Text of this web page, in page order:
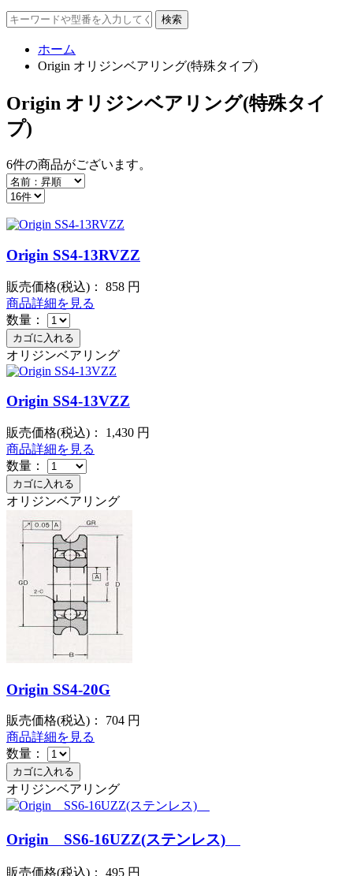
ホーム
Origin オリジンベアリング(特殊タイプ)
Origin オリジンベアリング(特殊タイ
プ)
6件の商品がございます。
Origin SS4-13RVZZ
販売価格(税込)： 858 円
商品詳細を見る
数量：
オリジンベアリング
Origin SS4-13VZZ
販売価格(税込)： 1,430 円
商品詳細を見る
数量：
オリジンベアリング
Origin SS4-20G
販売価格(税込)： 704 円
商品詳細を見る
数量：
オリジンベアリング
Origin SS6-16UZZ(ステンレス)
販売価格(税込)： 495 円